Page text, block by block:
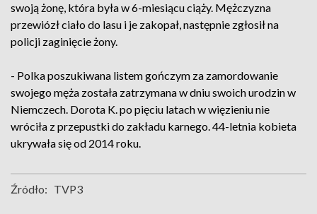
swoją żonę, która była w 6-miesiącu ciąży. Mężczyzna
przewiózł ciało do lasu i je zakopał, następnie zgłosił na
policji zaginięcie żony.
- Polka poszukiwana listem gończym za zamordowanie
swojego męża została zatrzymana w dniu swoich urodzin w
Niemczech. Dorota K. po pięciu latach w więzieniu nie
wróciła z przepustki do zakładu karnego. 44-letnia kobieta
ukrywała się od 2014 roku.
Źródło: TVP3